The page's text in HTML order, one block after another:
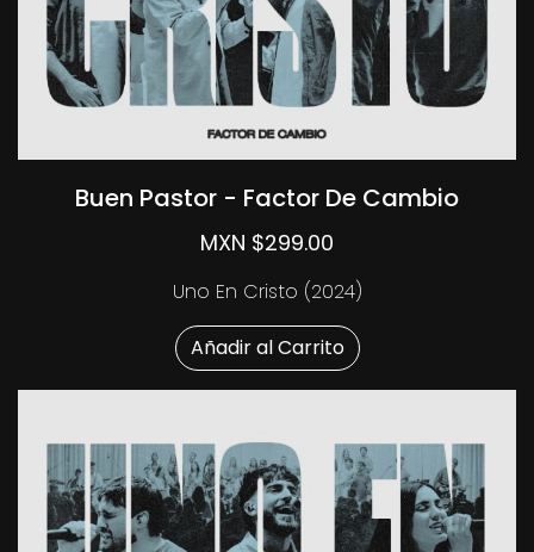
Buen Pastor - Factor De Cambio
MXN $299.00
Uno En Cristo (2024)
Añadir al Carrito